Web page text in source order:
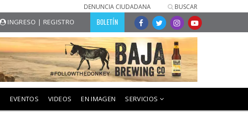
DENUNCIA CIUDADANA BUSCAR
INGRESO | REGISTRO BOLETÍN
EVENTOS VIDEOS EN IMAGEN SERVICIOS